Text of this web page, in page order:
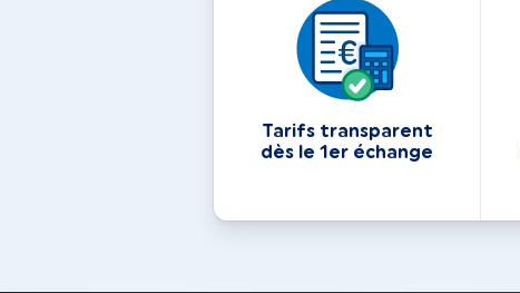
Tarifs transparent
dès le 1er échange